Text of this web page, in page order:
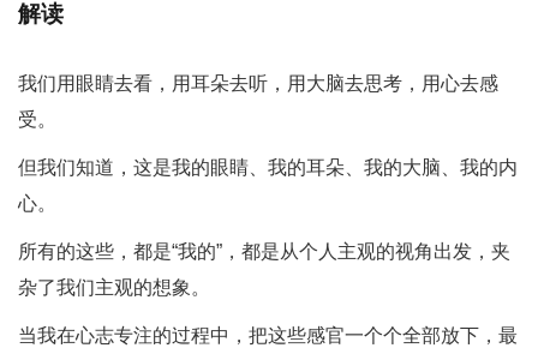
解读
我们用眼睛去看，用耳朵去听，用大脑去思考，用心去感
受。
但我们知道，这是我的眼睛、我的耳朵、我的大脑、我的内
心。
所有的这些，都是“我的”，都是从个人主观的视角出发，夹
杂了我们主观的想象。
当我在心志专注的过程中，把这些感官一个个全部放下，最